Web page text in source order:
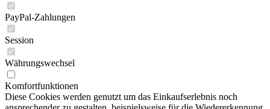
PayPal-Zahlungen
Session
Währungswechsel
Komfortfunktionen
Diese Cookies werden genutzt um das Einkaufserlebnis noch